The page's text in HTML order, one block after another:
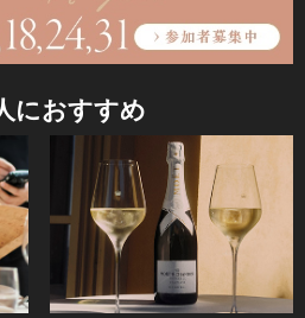
におすすめ